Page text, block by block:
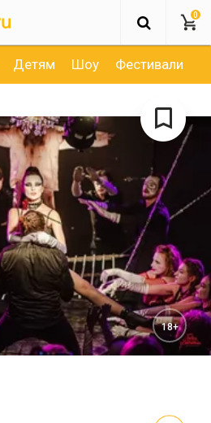
0
Детям Шоу Фестивали
18+